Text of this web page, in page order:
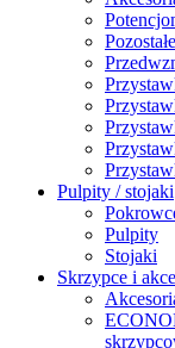
Pulpity / stojaki
Pulpity
Stojaki
Skrzypce i